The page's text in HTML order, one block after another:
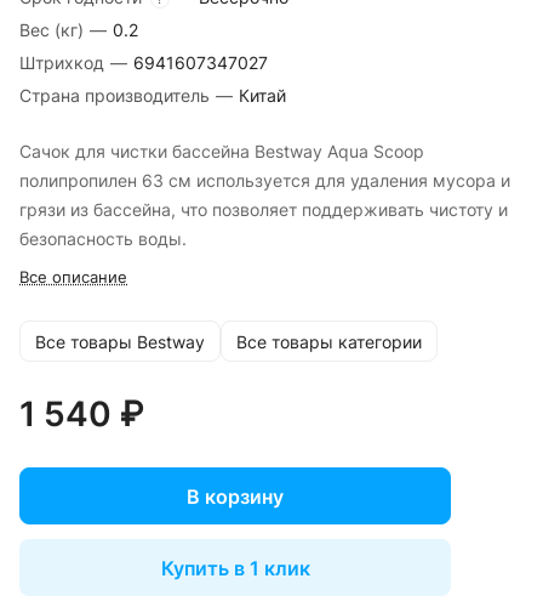
Вес (кг) — 0.2
Штрихкод — 6941607347027
Страна производитель — Китай
Сачок для чистки бассейна Bestway Aqua Scoop
полипропилен 63 см используется для удаления мусора и
грязи из бассейна, что позволяет поддерживать чистоту и
безопасность воды.
Все описание
Все товары Bestway Все товары категории
1 540 ₽
В корзину
Купить в 1 клик